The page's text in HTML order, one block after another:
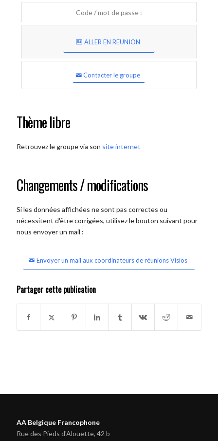
Code / mot de passe :
ALLER EN REUNION
Contacter le groupe
Thème libre
Retrouvez le groupe via son site internet
Changements / modifications
Si les données affichées ne sont pas correctes ou
nécessitent d'être corrigées, utilisez le bouton suivant pour
nous envoyer un mail :
Envoyer un mail aux coordinateurs de réunions Visios
Partager cette publication
AA Belgique Francophone
Rue des Pieds d'Alouette, 42 b